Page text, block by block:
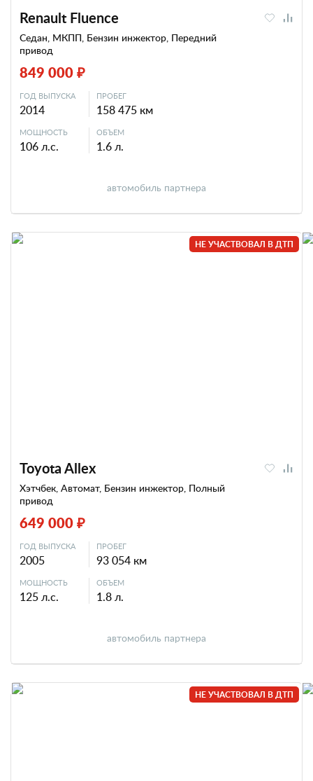
Renault Fluence
Седан, МКПП, Бензин инжектор, Передний
привод
849 000 ₽
ГОД ВЫПУСКА
2014
ПРОБЕГ
158 475 км
МОЩНОСТЬ
106 л.с.
ОБЪЕМ
1.6 л.
автомобиль партнера
НЕ УЧАСТВОВАЛ В ДТП
Toyota Allex
Хэтчбек, Автомат, Бензин инжектор, Полный
привод
649 000 ₽
ГОД ВЫПУСКА
2005
ПРОБЕГ
93 054 км
МОЩНОСТЬ
125 л.с.
ОБЪЕМ
1.8 л.
автомобиль партнера
НЕ УЧАСТВОВАЛ В ДТП